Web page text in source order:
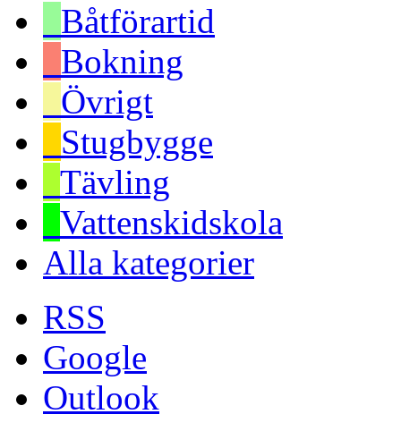
Båtförartid
Bokning
Övrigt
Stugbygge
Tävling
Vattenskidskola
Alla kategorier
RSS
Google
Outlook